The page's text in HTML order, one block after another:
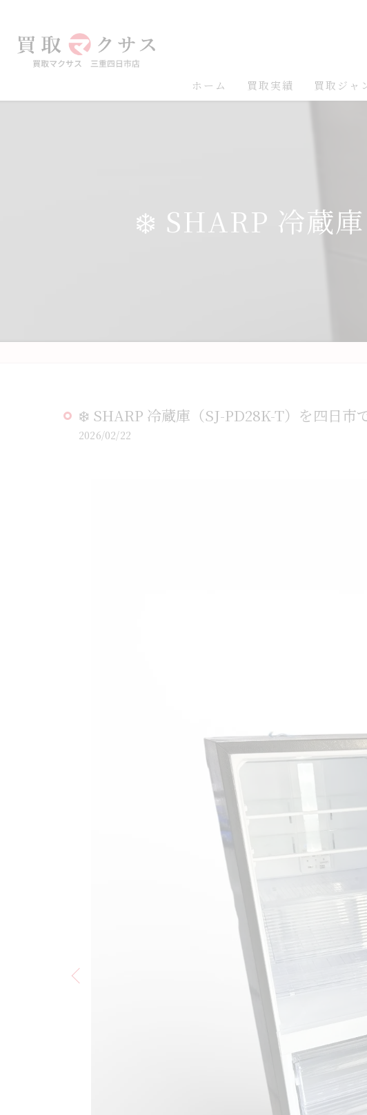
ホーム 買取実績 買取ジャ
❄️ SHARP 冷蔵
❄️ SHARP 冷蔵庫（SJ-PD28K-T）を四日市
2026/02/22